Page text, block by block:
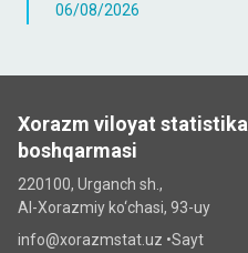
06/08/2026
Xorazm viloyat statistika
boshqarmasi
220100, Urganch sh.,
Al-Xorazmiy ko‘chаsi, 93-uy
info@xorazmstat.uz •Sayt